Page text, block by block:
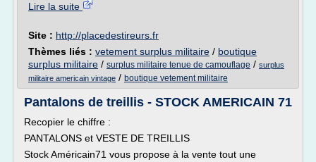
Lire la suite
Site : http://placedestireurs.fr
Thèmes liés : vetement surplus militaire / boutique
surplus militaire / surplus militaire tenue de camouflage / surplus
militaire americain vintage / boutique vetement militaire
Pantalons de treillis - STOCK AMERICAIN 71
Recopier le chiffre :
PANTALONS et VESTE DE TREILLIS
Stock Américain71 vous propose à la vente tout une